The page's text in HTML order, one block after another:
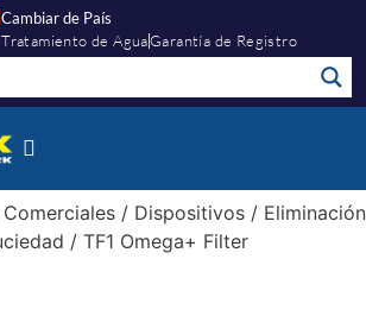
Cambiar de País
de AguaGarantía de Registro
/ Dispositivos / Eliminación
/ TF1 Omega+ Filter